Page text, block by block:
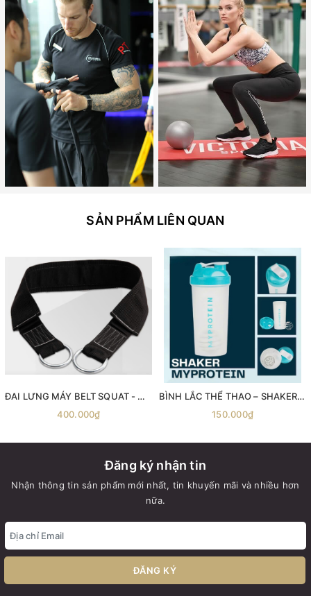
SẢN PHẨM LIÊN QUAN
ĐAI LƯNG MÁY BELT SQUAT - Máy gánh đùi với dây đai Belt Squat
400.000₫
BÌNH LẮC THỂ THAO – SHAKER MYPROTEIN 600ML
150.000₫
Đăng ký nhận tin
Nhận thông tin sản phẩm mới nhất, tin khuyến mãi và nhiều hơn
nữa.
ĐĂNG KÝ